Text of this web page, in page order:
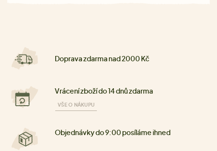
Doprava zdarma nad 2000 Kč
Vrácení zboží do 14 dnů zdarma
VŠE O NÁKUPU
Objednávky do 9:00 posíláme ihned